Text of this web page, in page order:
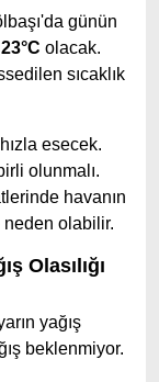
günün
23°C olacak.
sıcaklık
esecek.
olunmalı.
havanın
olabilir.
Olasılığı
yağış
beklenmiyor.